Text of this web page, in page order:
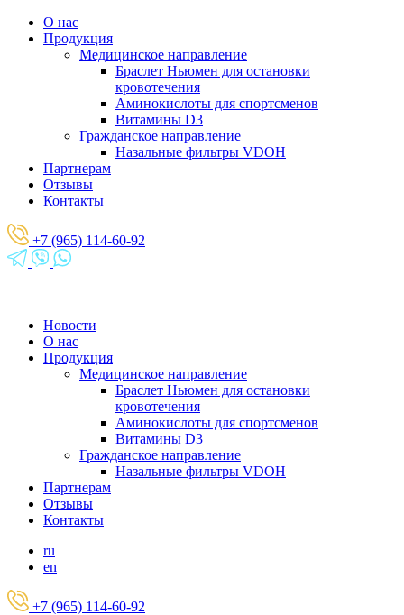
О нас
Продукция
Медицинское направление
Браслет Ньюмен для остановки
кровотечения
Аминокислоты для спортсменов
Витамины D3
Гражданское направление
Назальные фильтры VDOH
Партнерам
Отзывы
Контакты
+7 (965) 114-60-92
Новости
О нас
Продукция
Медицинское направление
Браслет Ньюмен для остановки
кровотечения
Аминокислоты для спортсменов
Витамины D3
Гражданское направление
Назальные фильтры VDOH
Партнерам
Отзывы
Контакты
ru
en
+7 (965) 114-60-92